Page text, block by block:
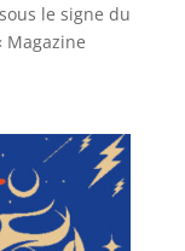
le signe du
Magazine